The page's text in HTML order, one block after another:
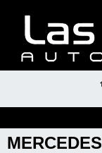
MERCEDES